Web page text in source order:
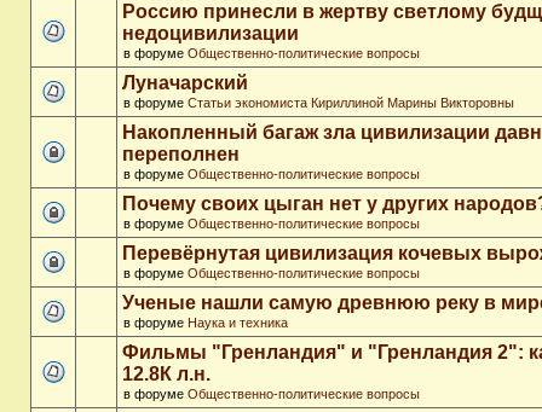
Россию принесли в жертву светлому
недоцивилизации
в форуме Общественно-политические вопросы
Луначарский
в форуме Статьи экономиста Кириллиной Марины Викторовны
Накопленный багаж зла цивилизации
переполнен
в форуме Общественно-политические вопросы
Почему своих цыган нет у других
в форуме Общественно-политические вопросы
Перевёрнутая цивилизация кочевых
в форуме Общественно-политические вопросы
Ученые нашли самую древнюю реку в
в форуме Наука и техника
Фильмы "Гренландия" и "Гренландия 2":
12.8К л.н.
в форуме Общественно-политические вопросы